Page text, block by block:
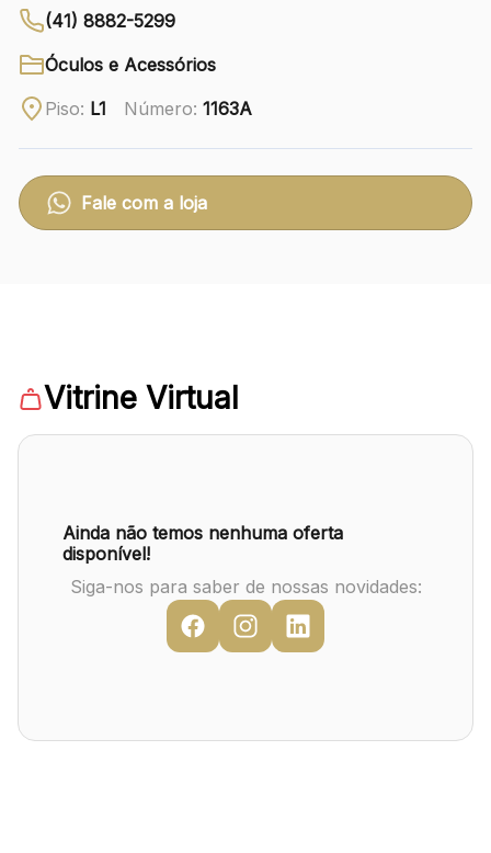
CONTATO
(41) 3216-1600
Comodidades Eventos
(41) 8882-5299
Óculos e Acessórios
Piso: L1 Número: 1163A
Fale com a loja
Vitrine Virtual
Ainda não temos nenhuma oferta
disponível!
Siga-nos para saber de nossas novidades: